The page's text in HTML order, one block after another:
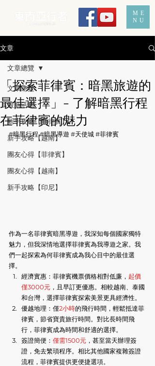
ME
NU
文章
文章總覽
最新活動
新手攻略【菲律賓】
新手攻略【越南】
團友心得【菲律賓】
團友心得【越南】
新手攻略【印尼】
文章總覽
「探索菲律賓：暗黑旅遊的
最佳選擇」- 了解暗黑行程
在菲律賓的魅力
#暗黑行程 #暗黑導遊#天使城#菲律賓
作為一名菲律賓暗黑導遊，我深知每個國家獨特
魅力，但我深情地選擇菲律賓為我導遊之家。我
們一起探索為何菲律賓成為我心目中的最佳選
擇。
經濟實惠：菲律賓機票價格相對低廉， 起價
僅3000元 ，且早訂更優惠。相較越南、泰國
和台灣，選擇菲律賓探索美景更具經濟性。
優越地理：僅2小時的飛行時間，輕鬆抵達菲
律賓，節省寶貴旅行時間。對比長時間飛
行，菲律賓成為時間和舒適的選擇。
簽證簡便： 僅需1500元 ，甚至當天辦理簽
證，免去繁瑣程序。相比其他國家複雜簽證
流程，菲律賓提供更便捷選項。